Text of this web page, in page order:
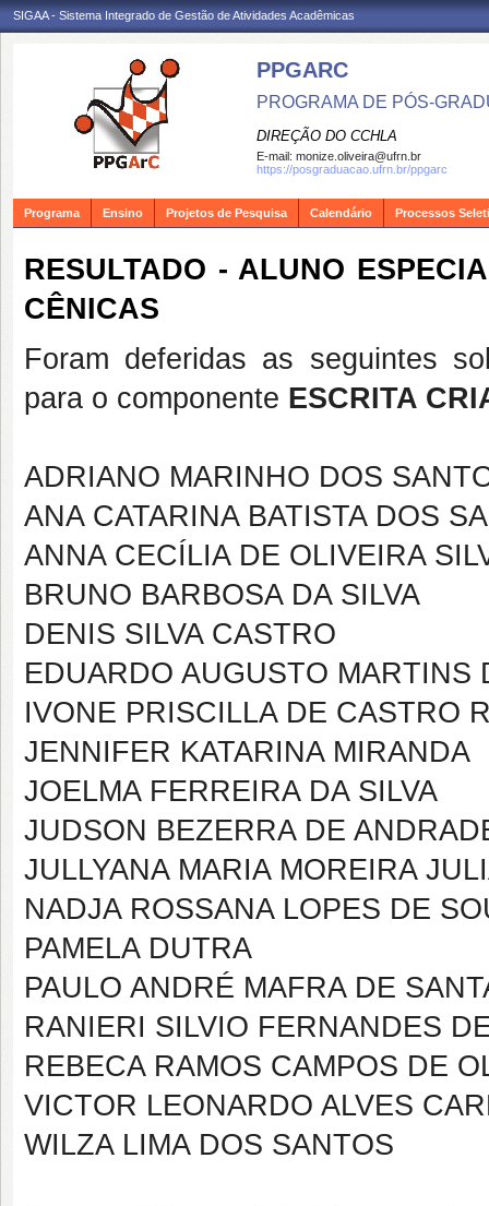
SIGAA - Sistema Integrado de Gestão de Atividades Acadêmicas
PPGARC
PROGRAMA DE PÓS-
DIREÇÃO DO CCHLA
E-mail: monize.oliveira@ufrn.br
https://posgraduacao.ufrn.br/ppgarc
Programa Ensino Projetos de Pesquisa Calendário Processos
RESULTADO - ALUNO
CÊNICAS
Foram deferidas as seguintes
para o componente ESCRITA
ADRIANO MARINHO DOS
ANA CATARINA BATISTA DOS
ANNA CECÍLIA DE OLIVEIRA
BRUNO BARBOSA DA SILVA
DENIS SILVA CASTRO
EDUARDO AUGUSTO MARTINS
IVONE PRISCILLA DE CASTRO
JENNIFER KATARINA MIRANDA
JOELMA FERREIRA DA SILVA
JUDSON BEZERRA DE
JULLYANA MARIA MOREIRA
NADJA ROSSANA LOPES DE
PAMELA DUTRA
PAULO ANDRÉ MAFRA DE
RANIERI SILVIO FERNANDES
REBECA RAMOS CAMPOS DE
VICTOR LEONARDO ALVES
WILZA LIMA DOS SANTOS